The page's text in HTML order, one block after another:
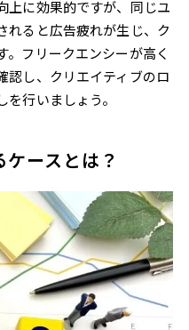
上に効果的ですが、同じユ
れると広告疲れが生じ、ク
。フリークエンシーが高く
認し、クリエイティブのロ
行いましょう。
ースとは？